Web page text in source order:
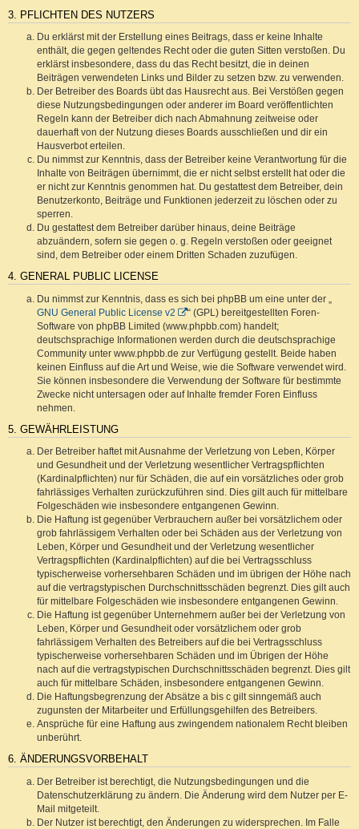
3. PFLICHTEN DES NUTZERS
Du erklärst mit der Erstellung eines Beitrags, dass er keine Inhalte
enthält, die gegen geltendes Recht oder die guten Sitten verstoßen. Du
erklärst insbesondere, dass du das Recht besitzt, die in deinen
Beiträgen verwendeten Links und Bilder zu setzen bzw. zu verwenden.
Der Betreiber des Boards übt das Hausrecht aus. Bei Verstößen gegen
diese Nutzungsbedingungen oder anderer im Board veröffentlichten
Regeln kann der Betreiber dich nach Abmahnung zeitweise oder
dauerhaft von der Nutzung dieses Boards ausschließen und dir ein
Hausverbot erteilen.
Du nimmst zur Kenntnis, dass der Betreiber keine Verantwortung für die
Inhalte von Beiträgen übernimmt, die er nicht selbst erstellt hat oder die
er nicht zur Kenntnis genommen hat. Du gestattest dem Betreiber, dein
Benutzerkonto, Beiträge und Funktionen jederzeit zu löschen oder zu
sperren.
Du gestattest dem Betreiber darüber hinaus, deine Beiträge
abzuändern, sofern sie gegen o. g. Regeln verstoßen oder geeignet
sind, dem Betreiber oder einem Dritten Schaden zuzufügen.
4. GENERAL PUBLIC LICENSE
Du nimmst zur Kenntnis, dass es sich bei phpBB um eine unter der „
GNU General Public License v2
“ (GPL) bereitgestellten Foren-
Software von phpBB Limited (www.phpbb.com) handelt;
deutschsprachige Informationen werden durch die deutschsprachige
Community unter www.phpbb.de zur Verfügung gestellt. Beide haben
keinen Einfluss auf die Art und Weise, wie die Software verwendet wird.
Sie können insbesondere die Verwendung der Software für bestimmte
Zwecke nicht untersagen oder auf Inhalte fremder Foren Einfluss
nehmen.
5. GEWÄHRLEISTUNG
Der Betreiber haftet mit Ausnahme der Verletzung von Leben, Körper
und Gesundheit und der Verletzung wesentlicher Vertragspflichten
(Kardinalpflichten) nur für Schäden, die auf ein vorsätzliches oder grob
fahrlässiges Verhalten zurückzuführen sind. Dies gilt auch für mittelbare
Folgeschäden wie insbesondere entgangenen Gewinn.
Die Haftung ist gegenüber Verbrauchern außer bei vorsätzlichem oder
grob fahrlässigem Verhalten oder bei Schäden aus der Verletzung von
Leben, Körper und Gesundheit und der Verletzung wesentlicher
Vertragspflichten (Kardinalpflichten) auf die bei Vertragsschluss
typischerweise vorhersehbaren Schäden und im übrigen der Höhe nach
auf die vertragstypischen Durchschnittsschäden begrenzt. Dies gilt auch
für mittelbare Folgeschäden wie insbesondere entgangenen Gewinn.
Die Haftung ist gegenüber Unternehmern außer bei der Verletzung von
Leben, Körper und Gesundheit oder vorsätzlichem oder grob
fahrlässigem Verhalten des Betreibers auf die bei Vertragsschluss
typischerweise vorhersehbaren Schäden und im Übrigen der Höhe
nach auf die vertragstypischen Durchschnittsschäden begrenzt. Dies gilt
auch für mittelbare Schäden, insbesondere entgangenen Gewinn.
Die Haftungsbegrenzung der Absätze a bis c gilt sinngemäß auch
zugunsten der Mitarbeiter und Erfüllungsgehilfen des Betreibers.
Ansprüche für eine Haftung aus zwingendem nationalem Recht bleiben
unberührt.
6. ÄNDERUNGSVORBEHALT
Der Betreiber ist berechtigt, die Nutzungsbedingungen und die
Datenschutzerklärung zu ändern. Die Änderung wird dem Nutzer per E-
Mail mitgeteilt.
Der Nutzer ist berechtigt, den Änderungen zu widersprechen. Im Falle